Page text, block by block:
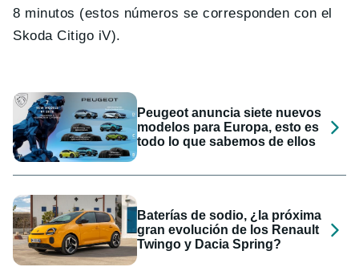
8 minutos (estos números se corresponden con el
Skoda Citigo iV).
Peugeot anuncia siete nuevos
modelos para Europa, esto es
todo lo que sabemos de ellos
Baterías de sodio, ¿la próxima
gran evolución de los Renault
Twingo y Dacia Spring?